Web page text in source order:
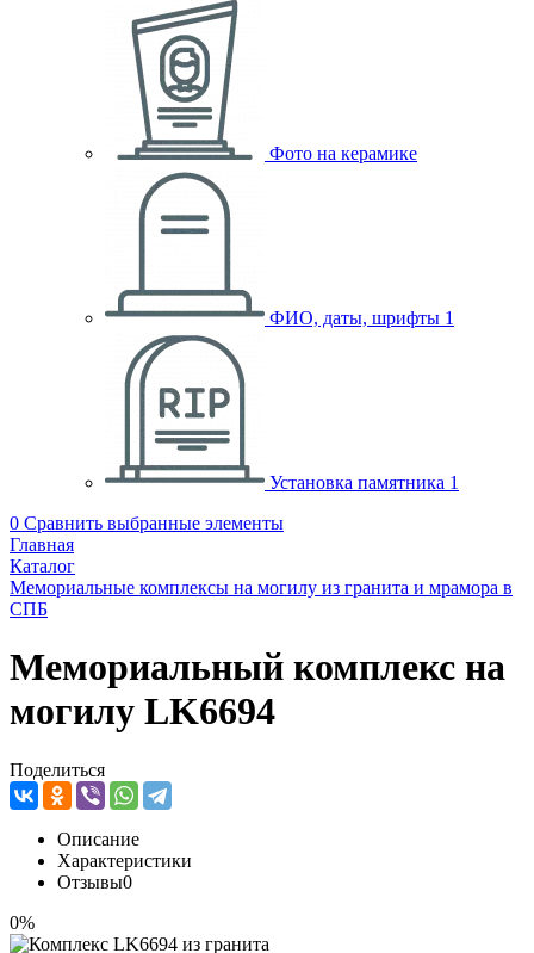
Фото на керамике
ФИО, даты, шрифты 1
Установка памятника 1
0 Сравнить выбранные элементы
Главная
Каталог
Мемориальные комплексы на могилу из гранита и мрамора в
СПБ
Мемориальный комплекс на
могилу LK6694
Поделиться
Описание
Характеристики
Отзывы0
0%